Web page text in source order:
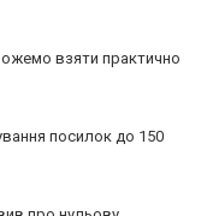
взяти практично
посилок до 150